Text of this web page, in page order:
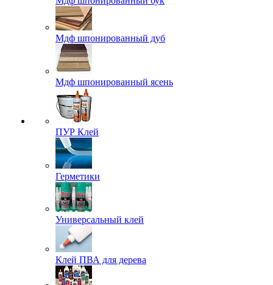
Мдф шпонированный дуб
Мдф шпонированный ясень
ПУР Клей
Герметики
Универсальный клей
Клей ПВА для дерева